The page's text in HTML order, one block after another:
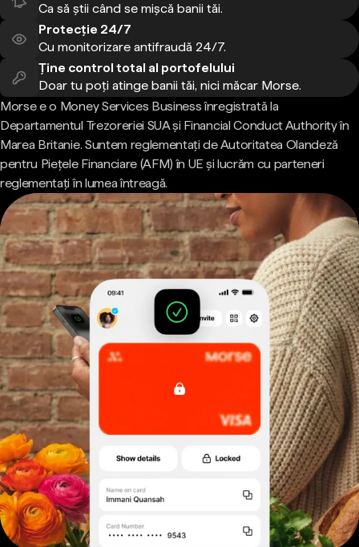
Ca să știi când se mișcă banii tăi.
Protecție 24/7
Cu monitorizare antifraudă 24/7.
Ține control total al portofelului
Doar tu poți atinge banii tăi, nici măcar Morse.
Morse e o Money Services Business înregistrată la
Departamentul Trezoreriei SUA și Financial Conduct Authority în
Marea Britanie. Suntem reglementați de Autoritatea Olandeză
pentru Piețele Financiare (AFM) în UE și lucrăm cu parteneri
reglementați în lumea întreagă.